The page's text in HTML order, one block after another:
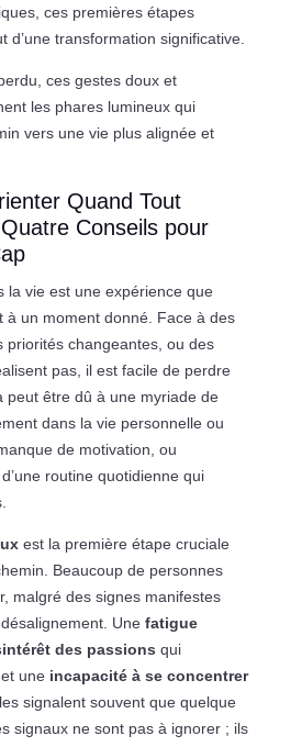
ces premières étapes
d’une transformation significative.
ces gestes doux et
les phares lumineux qui
vers une vie plus alignée et
Quand Tout
Conseils pour
la vie est une expérience que
à un moment donné. Face à des
priorités changeantes, ou des
pas, il est facile de perdre
peut être dû à une myriade de
dans la vie personnelle ou
de motivation, ou
routine quotidienne qui
est la première étape cruciale
Beaucoup de personnes
malgré des signes manifestes
Une fatigue
des passions qui
une incapacité à se concentrer
signalent souvent que quelque
signaux ne sont pas à ignorer ; ils